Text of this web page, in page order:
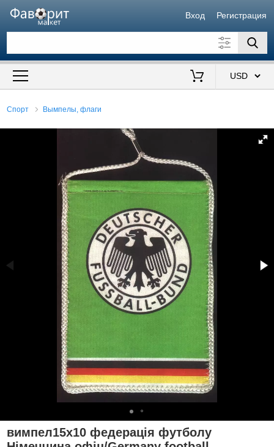
Вход Регистрация
Искать также в описании
Спорт Вымпелы, флаги
вимпел15х10 федерація футболу